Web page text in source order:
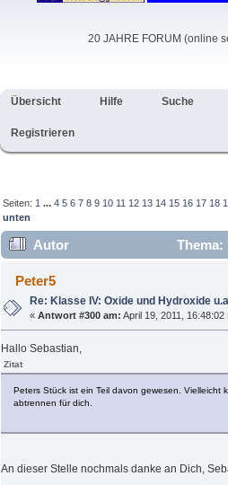
20 JAHRE FORUM (online
Übersicht Hilfe Suche
Registrieren
Seiten: 1 ...4 5 6 7 8 9 10 11 12 13 14 15 16 17 18
unten
Autor
Thema:
Hydroxide u.a. (Gelesen 202606
Peter5
Re: Klasse IV: Oxide und Hydroxide
«Antwort #300 am: April 19, 2011, 16:48:02
Hallo Sebastian,
Zitat
Peters Stück ist ein Teil davon gewesen. Vielleicht
abtrennen für dich.
An dieser Stelle nochmals danke an Dich,